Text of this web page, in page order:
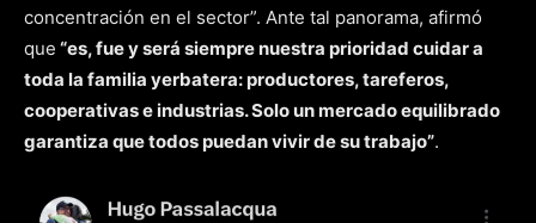
concentración en el sector”. Ante tal panorama, afirmó
que “es, fue y será siempre nuestra prioridad cuidar a
toda la familia yerbatera: productores, tareferos,
cooperativas e industrias. Solo un mercado equilibrado
garantiza que todos puedan vivir de su trabajo”.